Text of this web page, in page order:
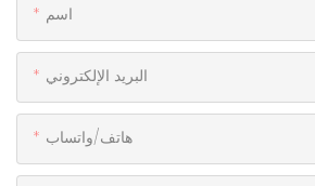
اسم
البريد الإلكتروني
هاتف/واتساب